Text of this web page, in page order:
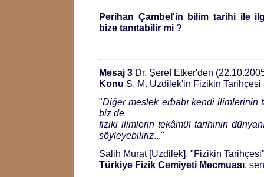
Perihan Çambel'in bilim tarihi ile
bize tanıtabilir mi ?
Mesaj 3 Dr. Şeref Etker'den
Konu S. M. Uzdilek'in Fizikin Tarihçesi
"Diğer meslek erbabı kendi
biz de
fiziki ilimlerin tekâmül tarihinin
söyleyebiliriz..."
Salih Murat [Uzdilek], "Fizikin
Türkiye Fizik Cemiyeti Mecmuası,